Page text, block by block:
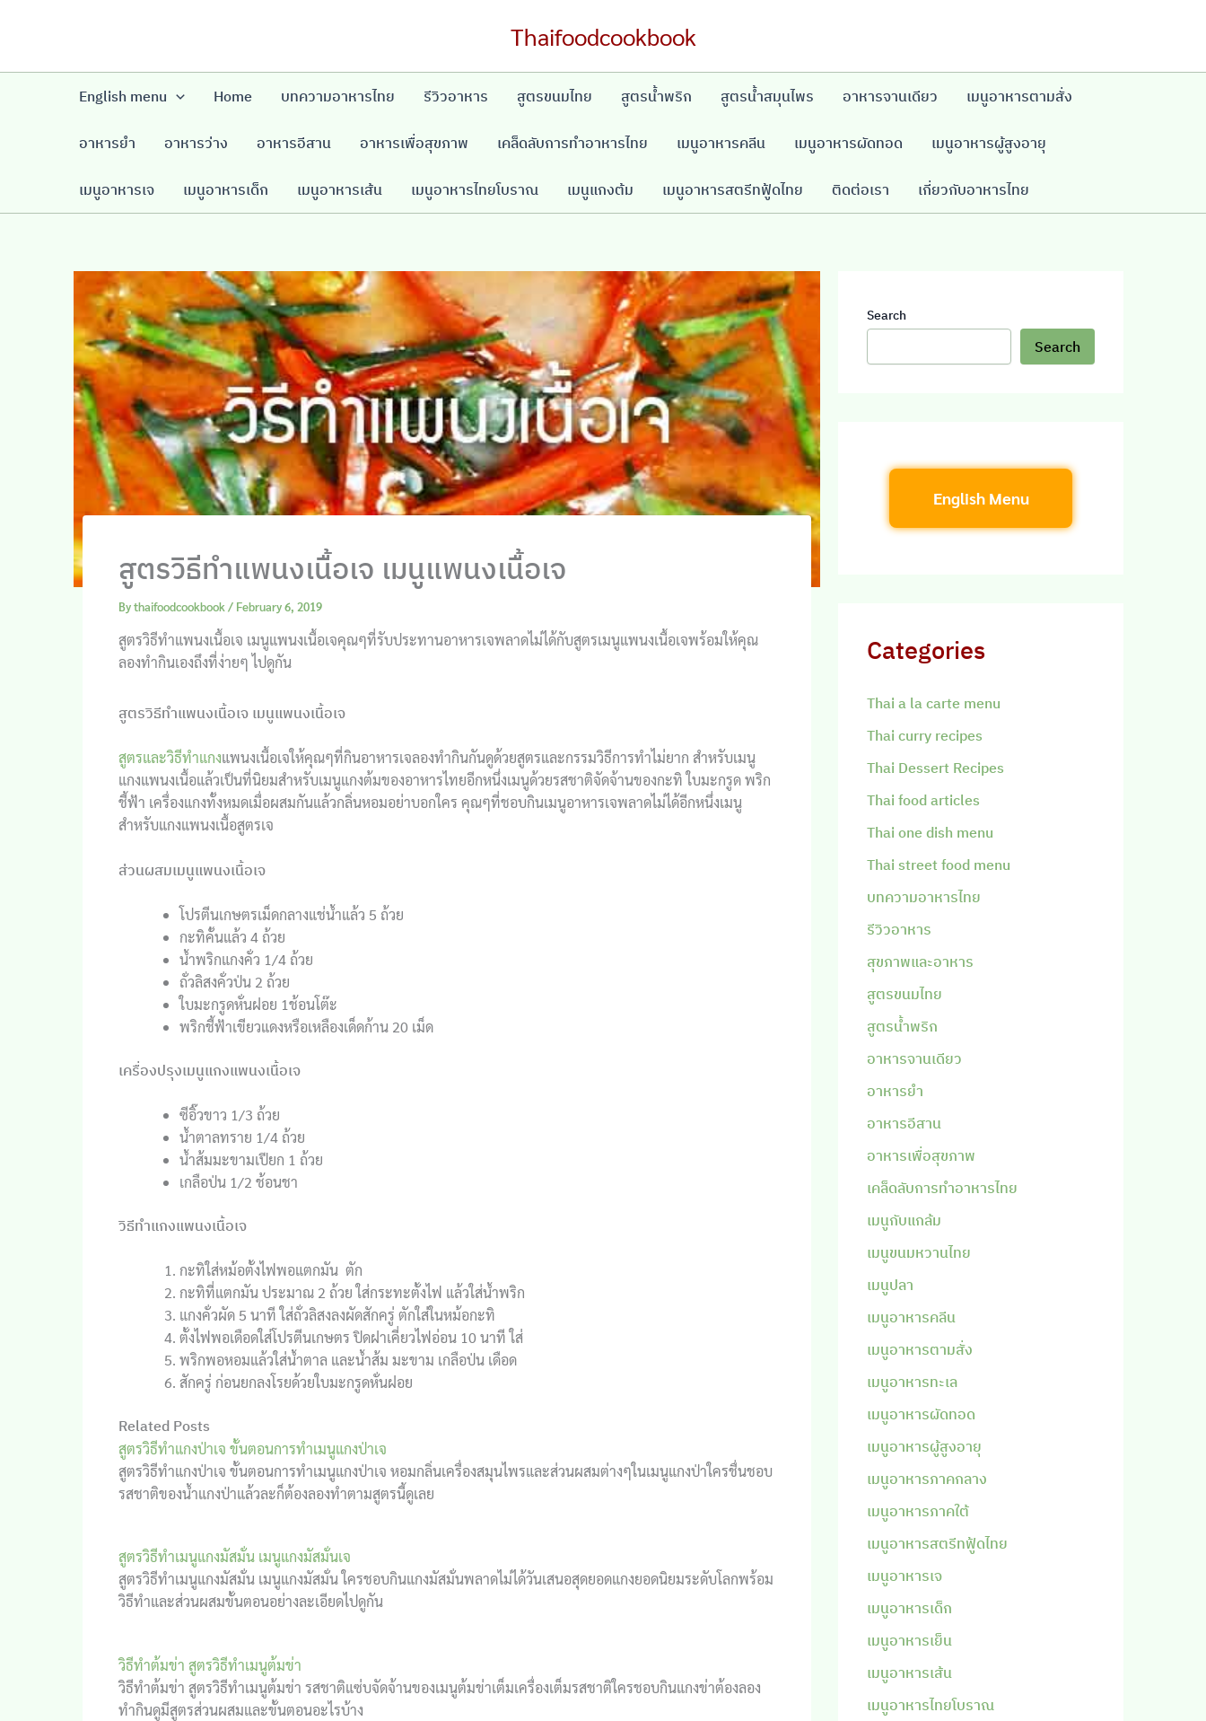
Thaifoodcookbook
English menu Home บทความอาหารไทย รีวิวอาหาร สูตรขนมไทย สูตรน้ำพริก สูตรน้ำสมุนไพร อาหารจานเดียว เมนูอาหารตามสั่ง
อาหารยำ อาหารว่าง อาหารอีสาน อาหารเพื่อสุขภาพ เคล็ดลับการทำอาหารไทย เมนูอาหารคลีน เมนูอาหารผัดทอด เมนูอาหารผู้สูงอายุ
เมนูอาหารเจ เมนูอาหารเด็ก เมนูอาหารเส้น เมนูอาหารไทยโบราณ เมนูแกงต้ม เมนูอาหารสตรีทฟู้ดไทย ติดต่อเรา เกี่ยวกับอาหารไทย
สูตรวิธีทำแพนงเนื้อเจ เมนูแพนงเนื้อเจ
Bythaifoodcookbook / February 6, 2019
สูตรวิธีทำแพนงเนื้อเจ เมนูแพนงเนื้อเจคุณๆที่รับประทานอาหารเจพลาดไม่ได้กับสูตรเมนูแพนงเนื้อเจพร้อมให้คุณ
ลองทำกินเองถึงที่ง่ายๆ ไปดูกัน
สูตรวิธีทำแพนงเนื้อเจ เมนูแพนงเนื้อเจ
สูตรและวิธีทำแกงแพนงเนื้อเจให้คุณๆที่กินอาหารเจลองทำกินกันดูด้วยสูตรและกรรมวิธีการทำไม่ยาก สำหรับเมนู
แกงแพนงเนื้อแล้วเป็นที่นิยมสำหรับเมนูแกงต้มของอาหารไทยอีกหนึ่งเมนูด้วยรสชาติจัดจ้านของกะทิ ใบมะกรูด พริก
ชี้ฟ้า เครื่องแกงทั้งหมดเมื่อผสมกันแล้วกลิ่นหอมอย่าบอกใคร คุณๆที่ชอบกินเมนูอาหารเจพลาดไม่ได้อีกหนึ่งเมนู
สำหรับแกงแพนงเนื้อสูตรเจ
ส่วนผสมเมนูแพนงเนื้อเจ
โปรตีนเกษตรเม็ดกลางแช่น้ำแล้ว 5 ถ้วย
กะทิคั้นแล้ว 4 ถ้วย
น้ำพริกแกงคั่ว 1/4 ถ้วย
ถั่วลิสงคั่วป่น 2 ถ้วย
ใบมะกรูดหั่นฝอย 1ช้อนโต๊ะ
พริกชี้ฟ้าเขียวแดงหรือเหลืองเด็ดก้าน 20 เม็ด
เครื่องปรุงเมนูแกงแพนงเนื้อเจ
ซีอิ๊วขาว 1/3 ถ้วย
น้ำตาลทราย 1/4 ถ้วย
น้ำส้มมะขามเปียก 1 ถ้วย
เกลือป่น 1/2 ช้อนชา
วิธีทำแกงแพนงเนื้อเจ
กะทิใส่หม้อตั้งไฟพอแตกมัน ตัก
กะทิที่แตกมัน ประมาณ 2 ถ้วย ใส่กระทะตั้งไฟ แล้วใส่น้ำพริก
แกงคั่วผัด 5 นาที ใส่ถั่วลิสงลงผัดสักครู่ ตักใส่ในหม้อกะทิ
ตั้งไฟพอเดือดใส่โปรตีนเกษตร ปิดฝาเคี่ยวไฟอ่อน 10 นาที ใส่
พริกพอหอมแล้วใส่น้ำตาล และน้ำส้ม มะขาม เกลือป่น เดือด
สักครู่ ก่อนยกลงโรยด้วยใบมะกรูดหั่นฝอย
Related Posts
สูตรวิธีทำแกงป่าเจ ขั้นตอนการทำเมนูแกงป่าเจ
สูตรวิธีทำแกงป่าเจ ขั้นตอนการทำเมนูแกงป่าเจ หอมกลิ่นเครื่องสมุนไพรและส่วนผสมต่างๆในเมนูแกงป่าใครชื่นชอบ
รสชาติของน้ำแกงป่าแล้วละก็ต้องลองทำตามสูตรนี้ดูเลย
สูตรวิธีทำเมนูแกงมัสมั่น เมนูแกงมัสมั่นเจ
สูตรวิธีทำเมนูแกงมัสมั่น เมนูแกงมัสมั่น ใครชอบกินแกงมัสมั่นพลาดไม่ได้วันเสนอสุดยอดแกงยอดนิยมระดับโลกพร้อม
วิธีทำและส่วนผสมขั้นตอนอย่างละเอียดไปดูกัน
วิธีทำต้มข่า สูตรวิธีทำเมนูต้มข่า
วิธีทำต้มข่า สูตรวิธีทำเมนูต้มข่า รสชาติแซ่บจัดจ้านของเมนูต้มข่าเต็มเครื่องเต็มรสชาติใครชอบกินแกงข่าต้องลอง
ทำกินดูมีสูตรส่วนผสมและขั้นตอนอะไรบ้าง
Search
Search
English Menu
Categories
Thai a la carte menu
Thai curry recipes
Thai Dessert Recipes
Thai food articles
Thai one dish menu
Thai street food menu
บทความอาหารไทย
รีวิวอาหาร
สุขภาพและอาหาร
สูตรขนมไทย
สูตรน้ำพริก
อาหารจานเดียว
อาหารยำ
อาหารอีสาน
อาหารเพื่อสุขภาพ
เคล็ดลับการทำอาหารไทย
เมนูกับแกล้ม
เมนูขนมหวานไทย
เมนูปลา
เมนูอาหารคลีน
เมนูอาหารตามสั่ง
เมนูอาหารทะเล
เมนูอาหารผัดทอด
เมนูอาหารผู้สูงอายุ
เมนูอาหารภาคกลาง
เมนูอาหารภาคใต้
เมนูอาหารสตรีทฟู้ดไทย
เมนูอาหารเจ
เมนูอาหารเด็ก
เมนูอาหารเย็น
เมนูอาหารเส้น
เมนูอาหารไทยโบราณ